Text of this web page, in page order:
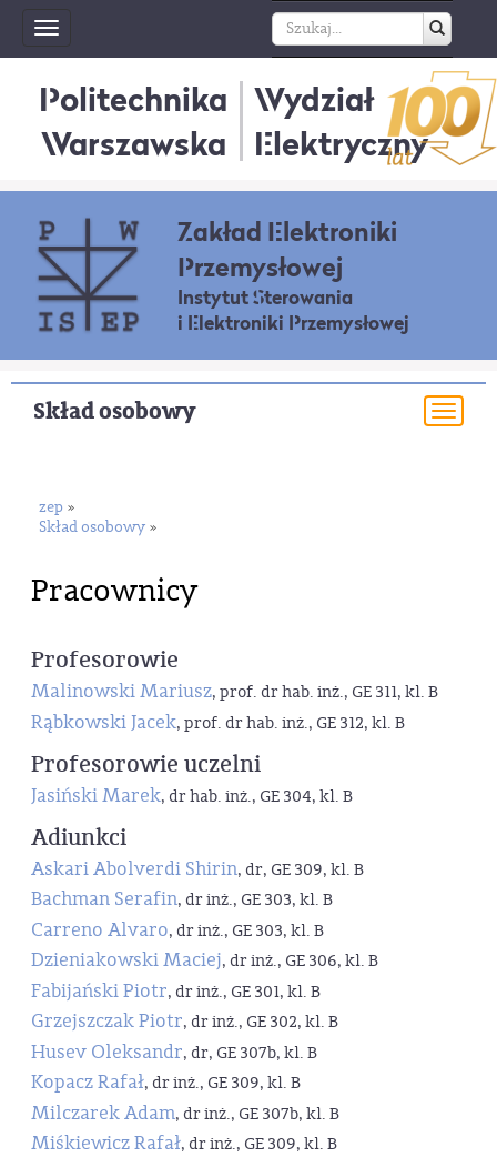
Toggle
navigation
Politechnika
Warszawska
Wydział
Elektryczny
Zakład Elektroniki
Przemysłowej
Instytut Sterowania
i Elektroniki Przemysłowej
Skład osobowy
zep »
Skład osobowy »
Pracownicy
Profesorowie
Malinowski Mariusz, prof. dr hab. inż., GE 311, kl. B
Rąbkowski Jacek, prof. dr hab. inż., GE 312, kl. B
Profesorowie uczelni
Jasiński Marek, dr hab. inż., GE 304, kl. B
Adiunkci
Askari Abolverdi Shirin, dr, GE 309, kl. B
Bachman Serafin, dr inż., GE 303, kl. B
Carreno Alvaro, dr inż., GE 303, kl. B
Dzieniakowski Maciej, dr inż., GE 306, kl. B
Fabijański Piotr, dr inż., GE 301, kl. B
Grzejszczak Piotr, dr inż., GE 302, kl. B
Husev Oleksandr, dr, GE 307b, kl. B
Kopacz Rafał, dr inż., GE 309, kl. B
Milczarek Adam, dr inż., GE 307b, kl. B
Miśkiewicz Rafał, dr inż., GE 309, kl. B